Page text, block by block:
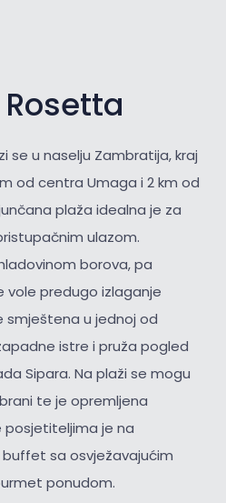
se u naselju Zambratija, kraj
od centra Umaga i 2 km od
plaža idealna je za
ulazom.
borova, pa
vole predugo izlaganje
smještena u jednoj od
istre i pruža pogled
Sipara. Na plaži se mogu
te je opremljena
je na
sa osvježavajućim
ponudom.